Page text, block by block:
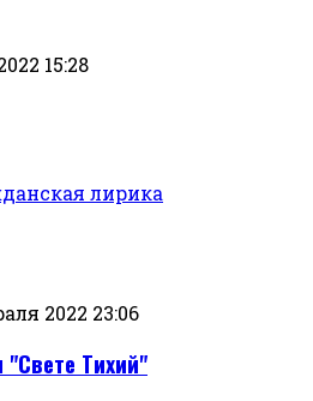
15:28
лирика
2022 23:06
"Свете Тихий"